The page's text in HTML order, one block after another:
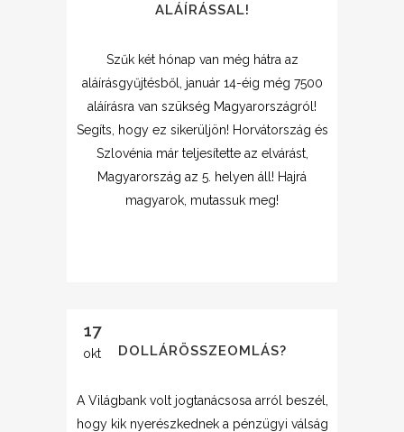
ALÁÍRÁSSAL!
Szűk két hónap van még hátra az
aláírásgyűjtésből, január 14-éig még 7500
aláírásra van szükség Magyarországról!
Segíts, hogy ez sikerüljön! Horvátország és
Szlovénia már teljesítette az elvárást,
Magyarország az 5. helyen áll! Hajrá
magyarok, mutassuk meg!
17
okt DOLLÁRÖSSZEOMLÁS?
A Világbank volt jogtanácsosa arról beszél,
hogy kik nyerészkednek a pénzügyi válság